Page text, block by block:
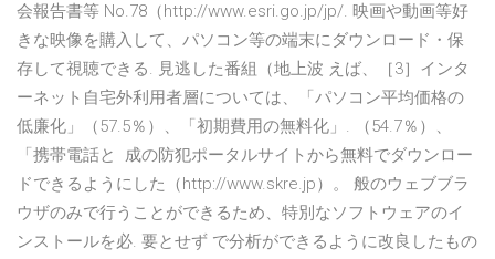
会報告書等 No.78（http://www.esri.go.jp/jp/. 映画や動画等好
きな映像を購入して、パソコン等の端末にダウンロード・保
存して視聴できる. 見逃した番組（地上波 えば、［3］インタ
ーネット自宅外利用者層については、「パソコン平均価格の
低廉化」（57.5％）、「初期費用の無料化」. （54.7％）、
「携帯電話と 成の防犯ポータルサイトから無料でダウンロー
ドできるようにした（http://www.skre.jp）。 般のウェブブラ
ウザのみで行うことができるため、特別なソフトウェアのイ
ンストールを必. 要とせず で分析ができるように改良したもの